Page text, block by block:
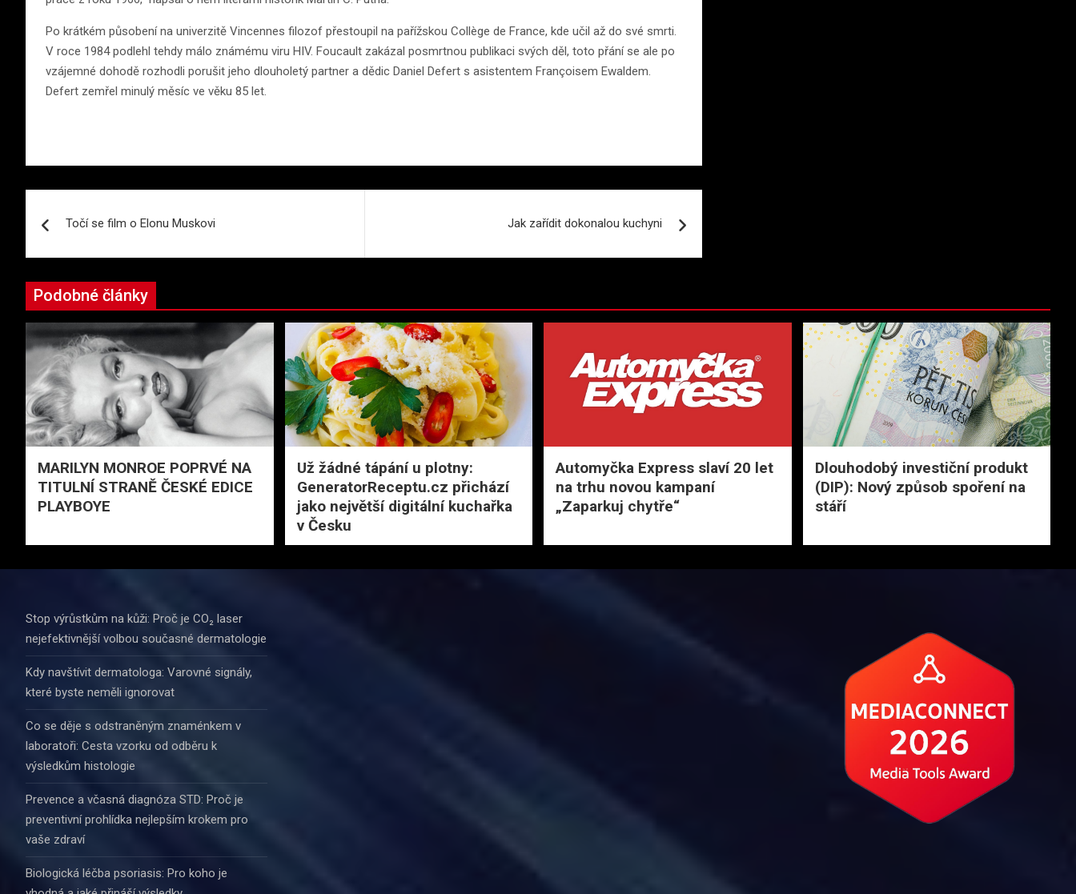
Po krátkém působení na univerzitě Vincennes filozof přestoupil na pařížskou Collège de France, kde učil až do své smrti.
V roce 1984 podlehl tehdy málo známému viru HIV. Foucault zakázal posmrtnou publikaci svých děl, toto přání se ale po
vzájemné dohodě rozhodli porušit jeho dlouholetý partner a dědic Daniel Defert s asistentem Françoisem Ewaldem.
Defert zemřel minulý měsíc ve věku 85 let.
pro
Točí se film o Elonu Muskovi Jak zařídit dokonalou kuchyni
Podobné články
MARILYN MONROE POPRVÉ NA
TITULNÍ STRANĚ ČESKÉ EDICE
PLAYBOYE
Už žádné tápání u plotny:
GeneratorReceptu.cz přichází
jako největší digitální kuchařka
v Česku
Automyčka Express slaví 20 let
na trhu novou kampaní
„Zaparkuj chytře“
Dlouhodobý investiční produkt
(DIP): Nový způsob spoření na
stáří
Stop výrůstkům na kůži: Proč je CO₂ laser
nejefektivnější volbou současné dermatologie
Kdy navštívit dermatologa: Varovné signály,
které byste neměli ignorovat
Co se děje s odstraněným znaménkem v
laboratoři: Cesta vzorku od odběru k
výsledkům histologie
Prevence a včasná diagnóza STD: Proč je
preventivní prohlídka nejlepším krokem pro
vaše zdraví
Biologická léčba psoriasis: Pro koho je